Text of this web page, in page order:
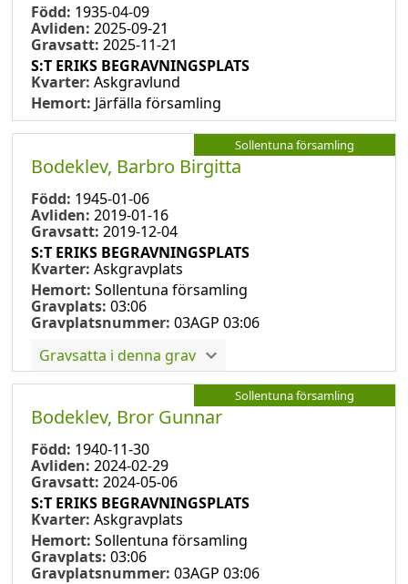
Född: 1935-04-09
Avliden: 2025-09-21
Gravsatt: 2025-11-21
S:T ERIKS BEGRAVNINGSPLATS
Kvarter: Askgravlund
Hemort: Järfälla församling
Sollentuna församling
Bodeklev, Barbro Birgitta
Född: 1945-01-06
Avliden: 2019-01-16
Gravsatt: 2019-12-04
S:T ERIKS BEGRAVNINGSPLATS
Kvarter: Askgravplats
Hemort: Sollentuna församling
Gravplats: 03:06
Gravplatsnummer: 03AGP 03:06
Gravsatta i denna grav
Sollentuna församling
Bodeklev, Bror Gunnar
Född: 1940-11-30
Avliden: 2024-02-29
Gravsatt: 2024-05-06
S:T ERIKS BEGRAVNINGSPLATS
Kvarter: Askgravplats
Hemort: Sollentuna församling
Gravplats: 03:06
Gravplatsnummer: 03AGP 03:06